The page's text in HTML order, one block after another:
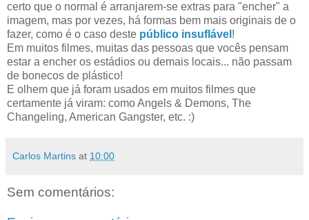
certo que o normal é arranjarem-se extras para "encher" a
imagem, mas por vezes, há formas bem mais originais de o
fazer, como é o caso deste público insuflável !
Em muitos filmes, muitas das pessoas que vocês pensam
estar a encher os estádios ou demais locais... não passam
de bonecos de plástico!
E olhem que já foram usados em muitos filmes que
certamente já viram: como Angels & Demons, The
Changeling, American Gangster, etc. :)
Carlos Martins at 10:00
Sem comentários: